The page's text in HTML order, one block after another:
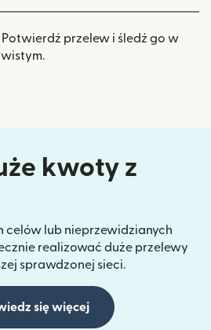
Potwierdź przelew i śledź go w
kwoty z
celów lub nieprzewidzianych
realizować duże przelewy
sprawdzonej sieci.
się więcej